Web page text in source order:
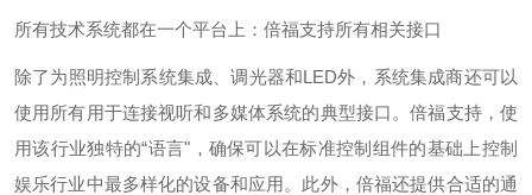
所有技术系统都在一个平台上：倍福支持所有相关接口
除了为照明控制系统集成、调光器和LED外，系统集成商还可以
使用所有用于连接视听和多媒体系统的典型接口。倍福支持，使
用该行业独特的“语言"，确保可以在标准控制组件的基础上控制
娱乐行业中最多样化的设备和应用。此外，倍福还提供合适的通